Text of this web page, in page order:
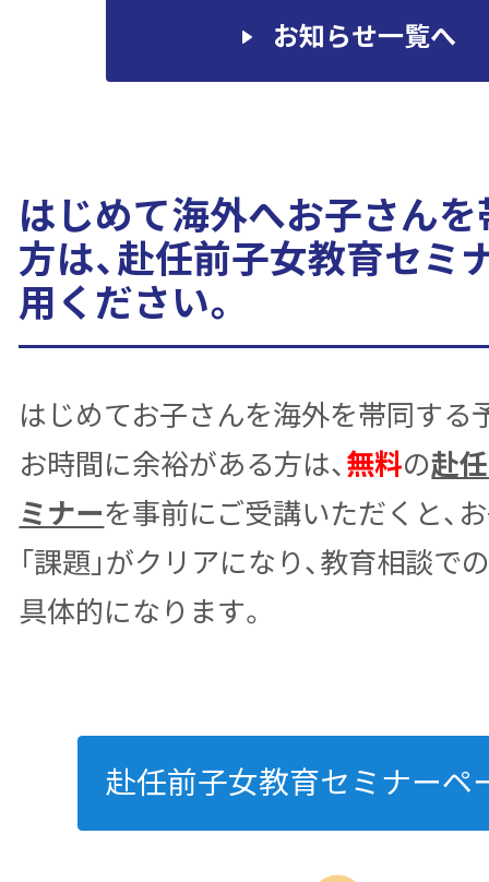
お知らせ一覧へ
はじめて海外へお子さん
方は、赴任前子女教育セミ
用ください。
はじめてお子さんを海外を帯同する
お時間に余裕がある方は、 無料の赴
ミナーを事前にご受講いただくと、
「課題」がクリアになり、教育相談で
具体的になります。
赴任前子女教育セミナーペ